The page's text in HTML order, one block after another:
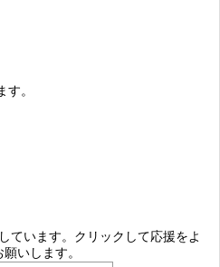
す。
ています。クリックして応援をよ
いします。